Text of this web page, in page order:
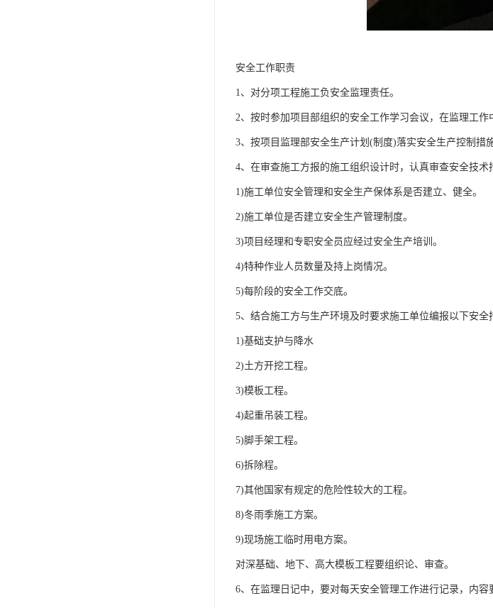
安全工作职责
1、对分项工程施工负安全监理责任。
2、按时参加项目部组织的安全工作学习会议，在监理工作
3、按项目监理部安全生产计划(制度)落实安全生产控制措施
4、在审查施工方报的施工组织设计时，认真审查安全技
1)施工单位安全管理和安全生产保体系是否建立、健全。
2)施工单位是否建立安全生产管理制度。
3)项目经理和专职安全员应经过安全生产培训。
4)特种作业人员数量及持上岗情况。
5)每阶段的安全工作交底。
5、结合施工方与生产环境及时要求施工单位编报以下安全
1)基础支护与降水
2)土方开挖工程。
3)模板工程。
4)起重吊装工程。
5)脚手架工程。
6)拆除程。
7)其他国家有规定的危险性较大的工程。
8)冬雨季施工方案。
9)现场施工临时用电方案。
对深基础、地下、高大模板工程要组织论、审查。
6、在监理日记中，要对每天安全管理工作进行记录，内容